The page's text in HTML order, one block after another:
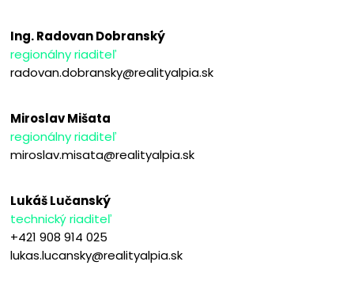
Ing. Radovan Dobranský
regionálny riaditeľ
radovan.dobransky@realityalpia.sk
Miroslav Mišata
regionálny riaditeľ
miroslav.misata@realityalpia.sk
Lukáš Lučanský
technický riaditeľ
+421 908 914 025
lukas.lucansky@realityalpia.sk